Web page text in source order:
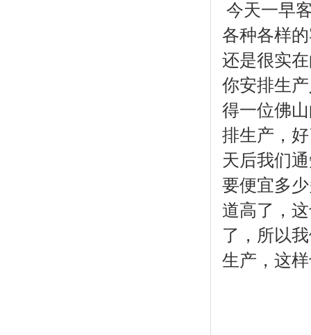
今天一早
各种各样
还是很实
你安排生
得一位佛
排生产，
天后我们
要便宜多
道高了，
了，所以
生产，这